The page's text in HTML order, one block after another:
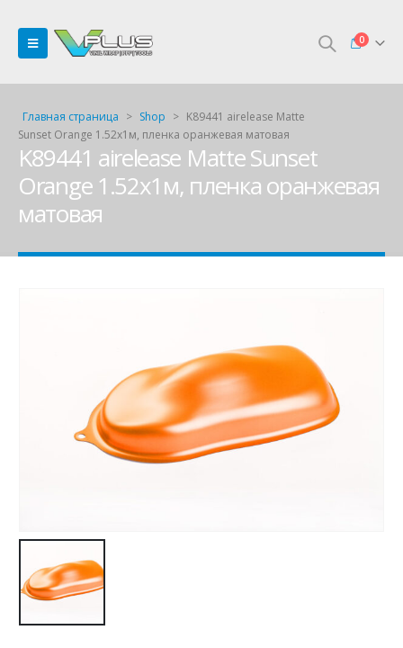
0
Главная страница > Shop > K89441 airelease Matte
Sunset Orange 1.52х1м, пленка оранжевая матовая
K89441 airelease Matte Sunset
Orange 1.52х1м, пленка оранжевая
матовая